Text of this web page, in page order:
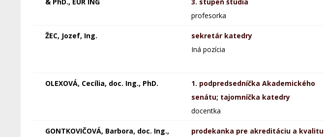
profesorka
ŽEC, Jozef, Ing.
sekretár katedry
Iná pozícia
OLEXOVÁ, Cecília, doc. Ing., PhD.
1. podpredsedníčka Akademického
senátu; tajomníčka katedry
docentka
GONTKOVIČOVÁ, Barbora, doc. Ing.,
prodekanka pre akreditáciu a kvalitu